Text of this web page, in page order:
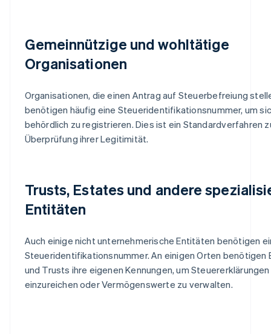
Gemeinnützige und wohltätige
Organisationen
Organisationen, die einen Antrag auf Steuerbefreiung
benötigen häufig eine Steueridentifikationsnummer, um
behördlich zu registrieren. Dies ist ein Standardverfahren
Überprüfung ihrer Legitimität.
Trusts, Estates und andere
Entitäten
Auch einige nicht unternehmerische Entitäten benötigen
Steueridentifikationsnummer. An einigen Orten benötigen
und Trusts ihre eigenen Kennungen, um Steuererklärungen
einzureichen oder Vermögenswerte zu verwalten.